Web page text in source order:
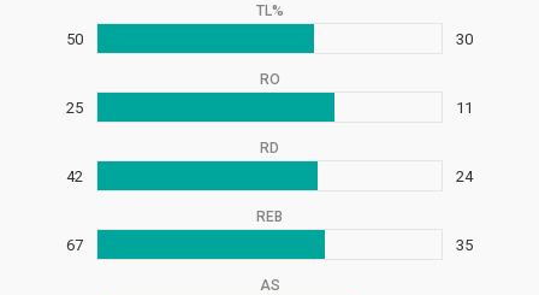
TL%
50 30
RO
25 11
RD
42 24
REB
67 35
AS